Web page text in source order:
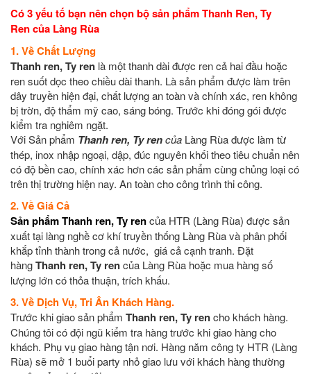
Có 3 yếu tố bạn nên chọn bộ sản phẩm Thanh Ren, Ty
Rencủa Làng Rùa
1. Về Chất Lượng
Thanh ren, Ty ren là một thanh dài được ren cả hai đầu hoặc
ren suốt dọc theo chiều dài thanh. Là sản phẩm được làm trên
dây truyền hiện đại, chất lượng an toàn và chính xác, ren không
bị trờn, độ thẩm mỹ cao, sáng bóng. Trước khi đóng gói được
kiểm tra nghiêm ngặt.
VớiSản phẩm Thanh ren, Ty rencủa Làng Rùa được làm từ
thép, inox nhập ngoại, dập, đúc nguyên khối theo tiêu chuẩn nên
có độ bền cao, chính xác hơn các sản phẩm cùng chủng loại có
trên thị trường hiện nay. An toàn cho công trình thi công.
2. Về Giá Cả
Sản phẩmThanh ren, Ty rencủa HTR (Làng Rùa) được sản
xuất tại làng nghề cơ khí truyền thống Làng Rùa và phân phối
khắp tỉnh thành trong cả nước, giá cả cạnh tranh. Đặt
hàngThanh ren, Ty rencủa Làng Rùa hoặc mua hàng số
lượng lớn có thỏa thuận, trích khấu.
3. Về Dịch Vụ, Tri Ân Khách Hàng.
Trước khi giao sản phẩm Thanh ren, Ty rencho khách hàng.
Chúng tôi có đội ngũ kiểm tra hàng trước khi giao hàng cho
khách. Phụ vụ giao hàng tận nơi. Hàng năm công ty HTR (Làng
Rùa) sẽ mở 1 buổi party nhỏ giao lưu với khách hàng thường